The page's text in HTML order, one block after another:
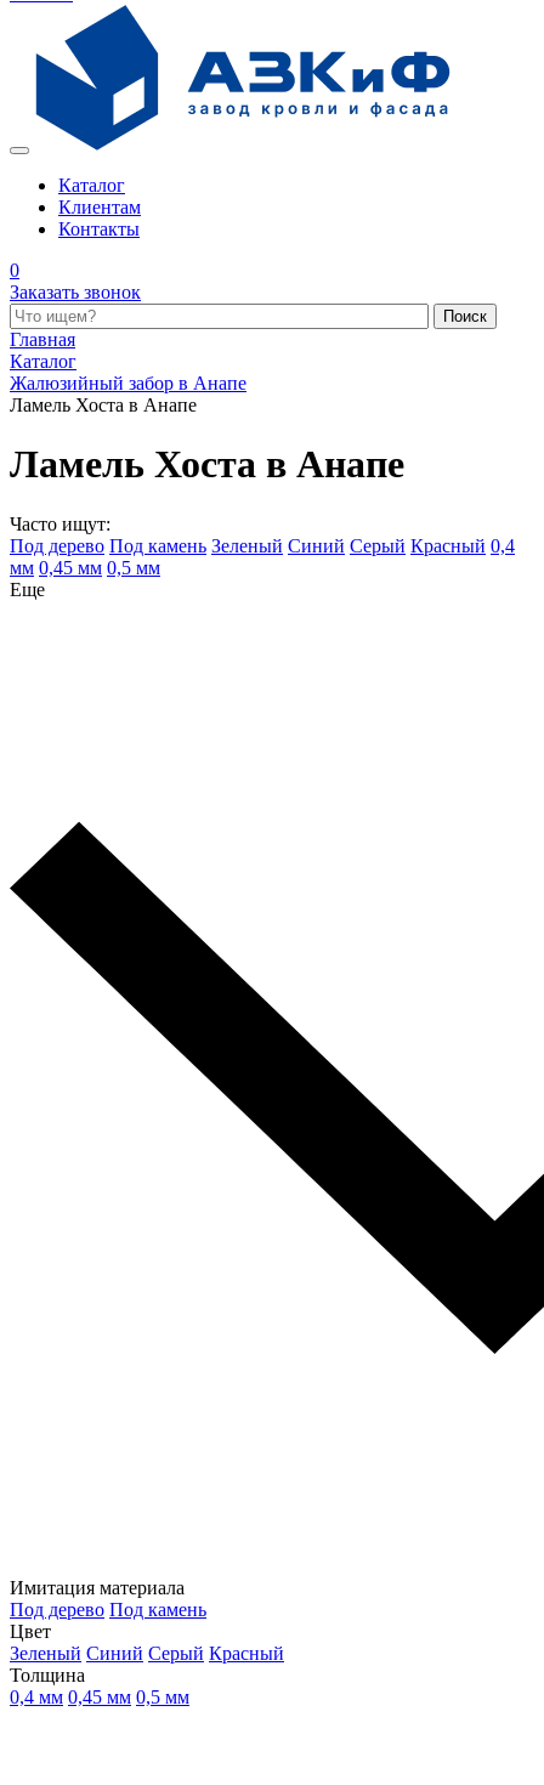
Каталог
Клиентам
Контакты
0
Заказать звонок
Поиск по каталогу
Главная
Каталог
Жалюзийный забор в Анапе
Ламель Хоста в Анапе
Ламель Хоста в Анапе
Часто ищут:
Под дерево Под камень Зеленый Синий Серый Красный 0,4
мм 0,45 мм 0,5 мм
Еще
Имитация материала
Под дерево Под камень
Цвет
Зеленый Синий Серый Красный
Толщина
0,4 мм 0,45 мм 0,5 мм